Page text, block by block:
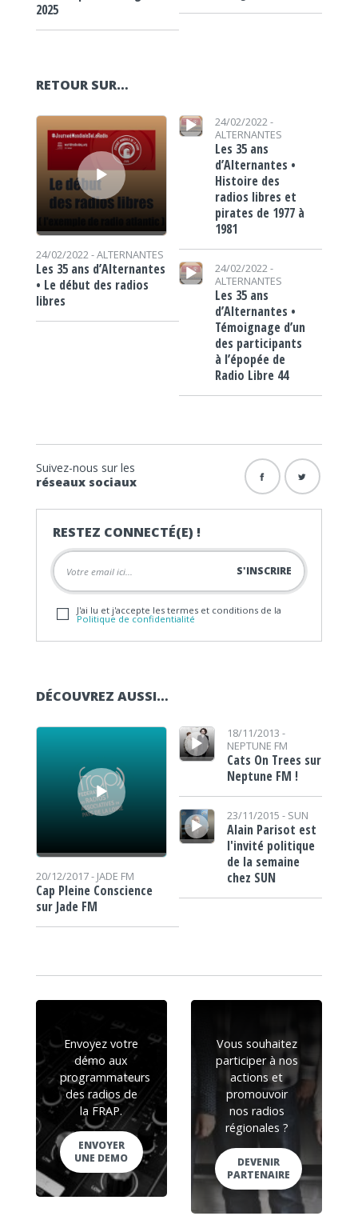
2025
RETOUR SUR…
Lecteur audio
24/02/2022 -ALTERNANTES
Les 35 ans d’Alternantes
• Le début des radios
libres
Lecteur audio
24/02/2022 -
ALTERNANTES
Les 35 ans
d’Alternantes •
Histoire des
radios libres et
pirates de 1977 à
1981
Lecteur audio
24/02/2022 -
ALTERNANTES
Les 35 ans
d’Alternantes •
Témoignage d’un
des participants
à l’épopée de
Radio Libre 44
Suivez-nous sur les
réseaux sociaux
RESTEZ CONNECTÉ(E) !
J'ai lu et j'accepte les termes et conditions de la
Politique de confidentialité
DÉCOUVREZ AUSSI…
Lecteur audio
20/12/2017 - JADE FM
Cap Pleine Conscience
sur Jade FM
Lecteur audio18/11/2013 -
NEPTUNE FM
Cats On Trees sur
Neptune FM !
Lecteur audio
23/11/2015 - SUN
Alain Parisot est
l'invité politique
de la semaine
chez SUN
Envoyez votre
démo aux
programmateurs
des radios de
la FRAP.
ENVOYER
UNE DEMO
Vous souhaitez
participer à nos
actions et
promouvoir
nos radios
régionales ?
DEVENIR
PARTENAIRE